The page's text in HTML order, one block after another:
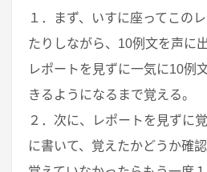
１．まず、いすに座ってこの
たりしながら、10例文を声に
レポートを見ずに一気に10例
きるようになるまで覚える。
２．次に、レポートを見ずに
に書いて、覚えたかどうか確認